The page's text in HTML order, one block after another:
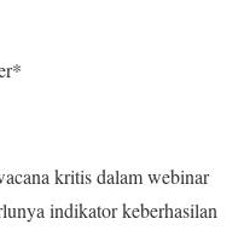
kritis dalam webinar
indikator keberhasilan